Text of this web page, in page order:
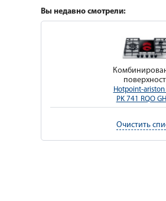
Вы недавно смотрели:
Hotpoint-
PK 741 RQO
Очистить